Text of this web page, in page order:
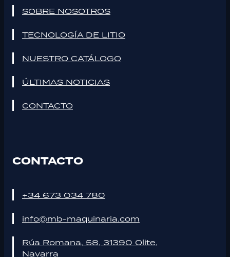
SOBRE NOSOTROS
TECNOLOGÍA DE LITIO
NUESTRO CATÁLOGO
ÚLTIMAS NOTICIAS
CONTACTO
CONTACTO
+34 673 034 780
info@mb-maquinaria.com
Rúa Romana, 58, 31390 Olite,
Navarra